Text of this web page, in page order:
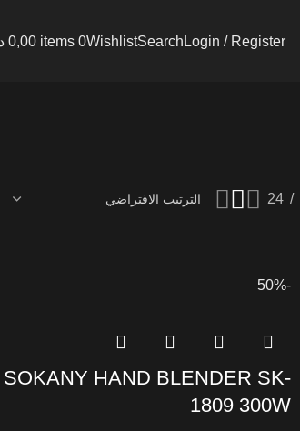
Login / Register
Search
Wishlist
0
items
0,00
24
-50%
SOKANY HAND BLENDER SK-
1809 300W